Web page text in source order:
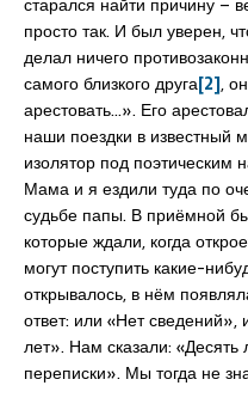
просто так. И был уверен,
делал ничего
самого близкого друга[2],
арестовать…». Его
наши поездки в известный
изолятор под поэтическим
Мама и я ездили туда по
судьбе папы. В приёмной
которые ждали, когда
могут поступить какие-
открывалось, в нём
ответ: или «Нет сведений»,
лет». Нам сказали: «Десять
переписки». Мы тогда не